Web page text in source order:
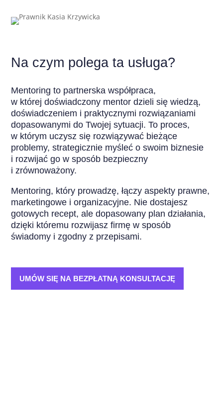
Na czym polega ta usługa?
Mentoring to partnerska współpraca,
w której doświadczony mentor dzieli się wiedzą,
doświadczeniem i praktycznymi rozwiązaniami
dopasowanymi do Twojej sytuacji. To proces,
w którym uczysz się rozwiązywać bieżące
problemy, strategicznie myśleć o swoim biznesie
i rozwijać go w sposób bezpieczny
i zrównoważony.
Mentoring, który prowadzę, łączy aspekty prawne,
marketingowe i organizacyjne. Nie dostajesz
gotowych recept, ale dopasowany plan działania,
dzięki któremu rozwijasz firmę w sposób
świadomy i zgodny z przepisami.
UMÓW SIĘ NA BEZPŁATNĄ KONSULTACJĘ